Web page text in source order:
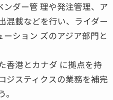
ダー管 理や発注管理、ア
混載などを行い、ライダー
ション ズのアジア部門と
香港とカナダ に拠点を持
ジスティクスの業務を補完